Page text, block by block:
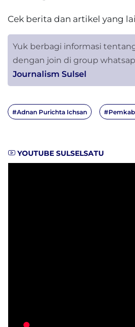
Cek berita dan artikel yang
Yuk berbagi informasi
dengan join di group
Journalism Sulsel
#Adnan Purichta Ichsan
YOUTUBE SULSELSATU